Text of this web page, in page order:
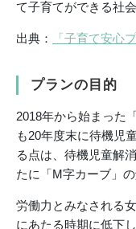
て子育てができる社
出典： 「子育て安心
プランの目的
2018年から始まった
も20年度末に待機児
る点は、待機児童解
たに「M字カーブ」
労働力とみなされる
にあたる時期に低下